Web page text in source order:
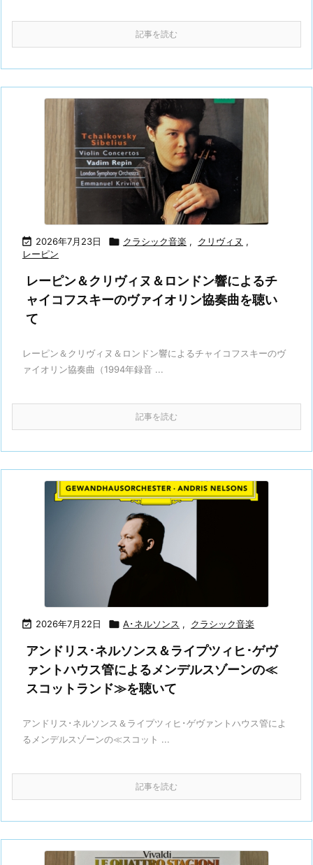
記事を読む
 2026年7月23日  クラシック音楽 , クリヴィヌ ,
レーピン
レーピン＆クリヴィヌ＆ロンドン響によるチ
ャイコフスキーのヴァイオリン協奏曲を聴い
て
レーピン＆クリヴィヌ＆ロンドン響によるチャイコフスキーのヴ
ァイオリン協奏曲（1994年録音 ...
記事を読む
 2026年7月22日  A･ネルソンス , クラシック音楽
アンドリス･ネルソンス＆ライプツィヒ･ゲヴ
ァントハウス管によるメンデルスゾーンの≪
スコットランド≫を聴いて
アンドリス･ネルソンス＆ライプツィヒ･ゲヴァントハウス管によ
るメンデルスゾーンの≪スコット ...
記事を読む